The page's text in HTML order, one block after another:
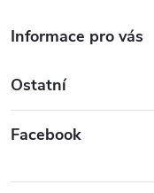
Informace pro vás
Ostatní
Facebook